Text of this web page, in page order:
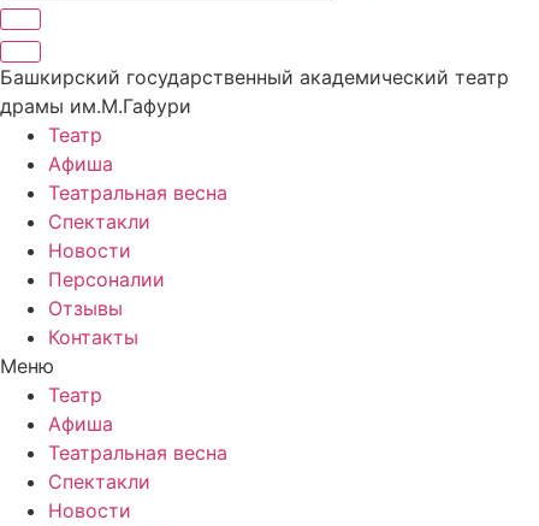
Башкирский государственный академический театр
драмы им.М.Гафури
Театр
Афиша
Театральная весна
Спектакли
Новости
Персоналии
Отзывы
Контакты
Меню
Театр
Афиша
Театральная весна
Спектакли
Новости